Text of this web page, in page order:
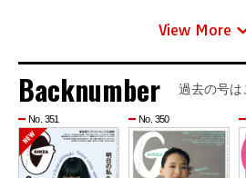
View More
Backnumber 過去の号は
No. 351 No. 350